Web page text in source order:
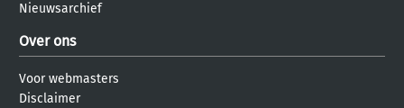
Nieuwsarchief
Over ons
Voor webmasters
Disclaimer